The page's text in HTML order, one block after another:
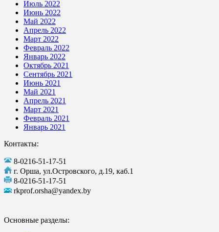
Июль 2022
Июнь 2022
Май 2022
Апрель 2022
Март 2022
Февраль 2022
Январь 2022
Октябрь 2021
Сентябрь 2021
Июнь 2021
Май 2021
Апрель 2021
Март 2021
Февраль 2021
Январь 2021
Контакты:
8-0216-51-17-51
г. Орша, ул.Островского, д.19, каб.1
8-0216-51-17-51
rkprof.orsha@yandex.by
Основные разделы: